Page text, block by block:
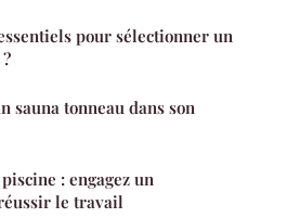
pour sélectionner un
sauna tonneau dans son
: engagez un
le travail